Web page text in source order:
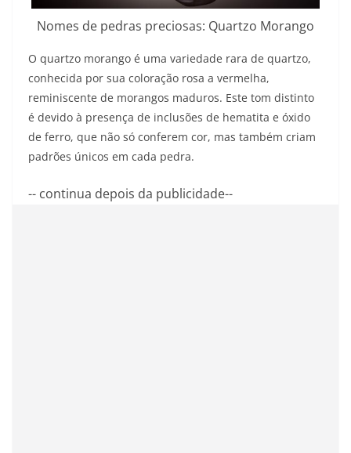
Nomes de pedras preciosas: Quartzo Morango
O quartzo morango é uma variedade rara de quartzo,
conhecida por sua coloração rosa a vermelha,
reminiscente de morangos maduros. Este tom distinto
é devido à presença de inclusões de hematita e óxido
de ferro, que não só conferem cor, mas também criam
padrões únicos em cada pedra.
-- continua depois da publicidade--